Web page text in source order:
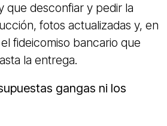
que desconfiar y pedir la
fotos actualizadas y, en
fideicomiso bancario que
la entrega.
gangas ni los